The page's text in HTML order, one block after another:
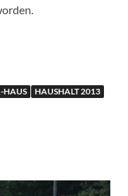
HAUS
HAUSHALT 2013